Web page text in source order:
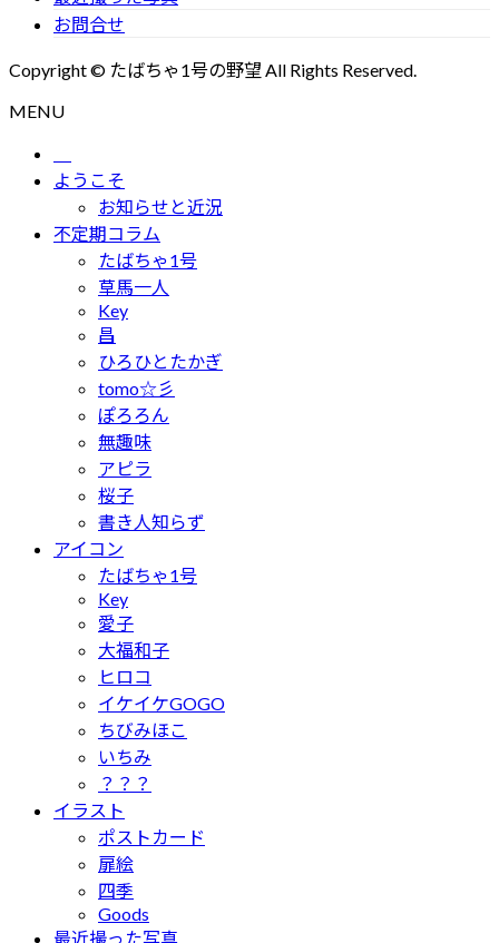
お問合せ
Copyright © たばちゃ1号の野望 All Rights Reserved.
MENU
ようこそ
お知らせと近況
不定期コラム
たばちゃ1号
草馬一人
Key
昌
ひろひとたかぎ
tomo☆彡
ぽろろん
無趣味
アピラ
桜子
書き人知らず
アイコン
たばちゃ1号
Key
愛子
大福和子
ヒロコ
イケイケGOGO
ちびみほこ
いちみ
？？？
イラスト
ポストカード
扉絵
四季
Goods
最近撮った写真